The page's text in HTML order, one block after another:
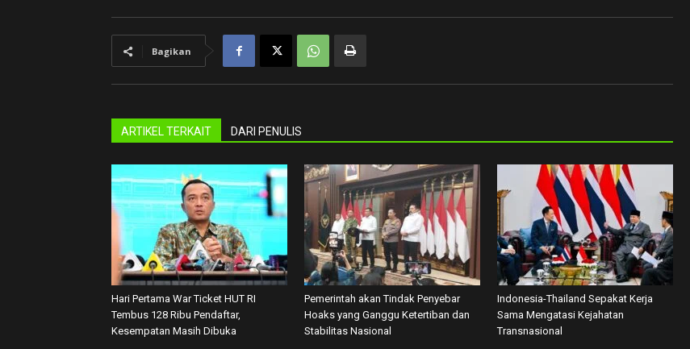
Bagikan
ARTIKEL TERKAIT DARI PENULIS
Hari Pertama War Ticket HUT RI
Tembus 128 Ribu Pendaftar,
Kesempatan Masih Dibuka
Pemerintah akan Tindak Penyebar
Hoaks yang Ganggu Ketertiban dan
Stabilitas Nasional
Indonesia-Thailand Sepakat Kerja
Sama Mengatasi Kejahatan
Transnasional